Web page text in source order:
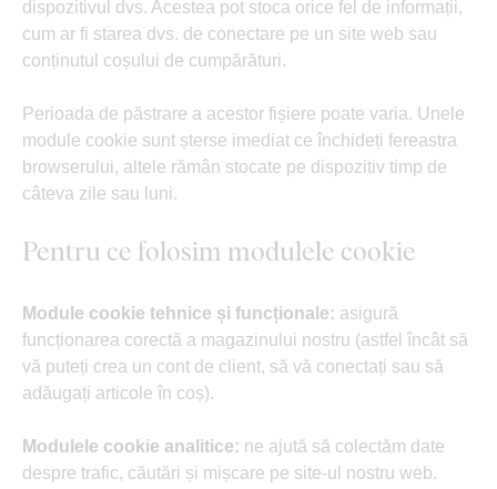
dispozitivul dvs. Acestea pot stoca orice fel de informații,
cum ar fi starea dvs. de conectare pe un site web sau
conținutul coșului de cumpărături.
Perioada de păstrare a acestor fișiere poate varia. Unele
module cookie sunt șterse imediat ce închideți fereastra
browserului, altele rămân stocate pe dispozitiv timp de
câteva zile sau luni.
Pentru ce folosim modulele cookie
Module cookie tehnice și funcționale: asigură
funcționarea corectă a magazinului nostru (astfel încât să
vă puteți crea un cont de client, să vă conectați sau să
adăugați articole în coș).
Modulele cookie analitice: ne ajută să colectăm date
despre trafic, căutări și mișcare pe site-ul nostru web.